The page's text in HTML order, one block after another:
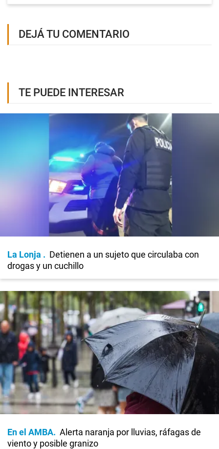
DEJÁ TU COMENTARIO
TE PUEDE INTERESAR
La Lonja
Detienen a un sujeto que circulaba con
drogas y un cuchillo
En el AMBA
Alerta naranja por lluvias, ráfagas de
viento y posible granizo